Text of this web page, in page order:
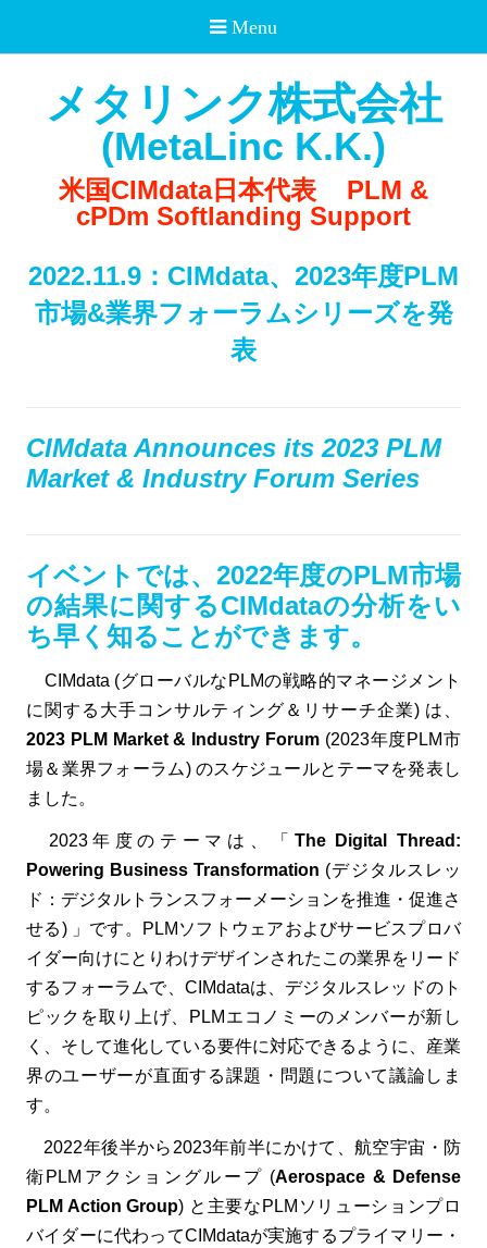
メタリンク株式会社
(MetaLinc K.K.)
米国CIMdata日本代表 PLM &
cPDm Softlanding Support
2022.11.9：CIMdata、2023年度PLM
市場&業界フォーラムシリーズを発
表
CIMdata Announces its 2023 PLM
Market & Industry Forum Series
イベントでは、2022年度のPLM市場
の結果に関するCIMdataの分析をい
ち早く知ることができます。
CIMdata (グローバルなPLMの戦略的マネージメント
に関する大手コンサルティング＆リサーチ企業) は、
2023 PLM Market & Industry Forum (2023年度PLM市
場＆業界フォーラム) のスケジュールとテーマを発表し
ました。
2023年度のテーマは、「 The Digital Thread:
Powering Business Transformation (デジタルスレッ
ド：デジタルトランスフォーメーションを推進・促進さ
せる) 」です。PLMソフトウェアおよびサービスプロバ
イダー向けにとりわけデザインされたこの業界をリード
するフォーラムで、CIMdataは、デジタルスレッドのト
ピックを取り上げ、PLMエコノミーのメンバーが新し
く、そして進化している要件に対応できるように、産業
界のユーザーが直面する課題・問題について議論しま
す。
2022年後半から2023年前半にかけて、航空宇宙・防
衛PLMアクショングループ (Aerospace & Defense
PLM Action Group) と主要なPLMソリューションプロ
バイダーに代わってCIMdataが実施するプライマリー・